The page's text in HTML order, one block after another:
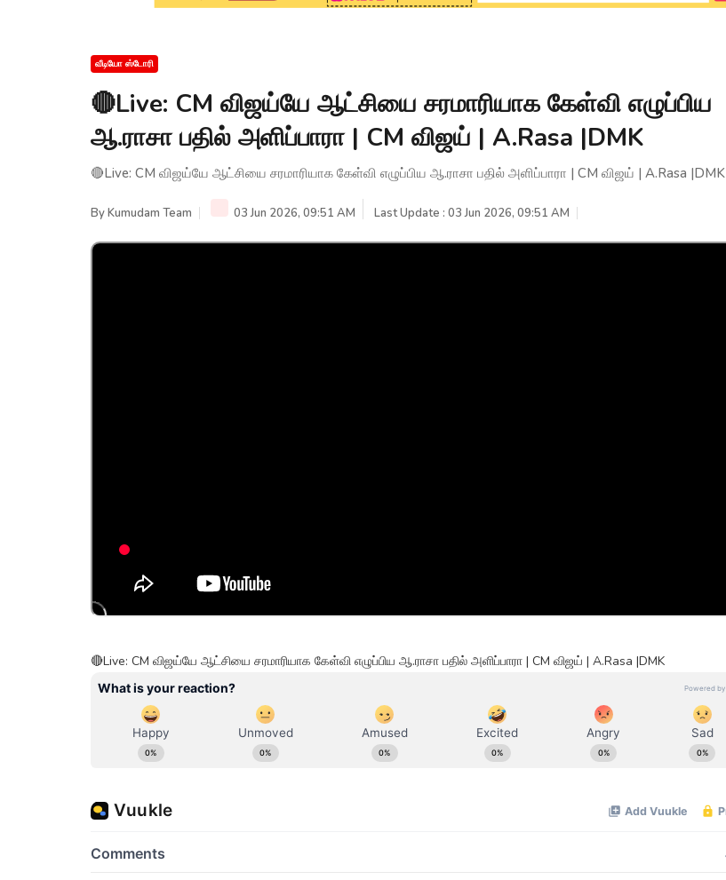
வீடியோ ஸ்டோரி
🔴Live: CM விஜய்யே ஆட்சியை சரமாரியாக கேள்வி எழுப்பிய
ஆ.ராசா பதில் அளிப்பாரா | CM விஜய் | A.Rasa |DMK
🔴Live: CM விஜய்யே ஆட்சியை சரமாரியாக கேள்வி எழுப்பிய ஆ.ராசா பதில் அளிப்பாரா | CM விஜய் | A.Rasa |DMK
ByKumudam Team 03 Jun 2026, 09:51 AM Last Update : 03 Jun 2026, 09:51 AM
🔴Live: CM விஜய்யே ஆட்சியை சரமாரியாக கேள்வி எழுப்பிய ஆ.ராசா பதில் அளிப்பாரா | CM விஜய் | A.Rasa |DMK